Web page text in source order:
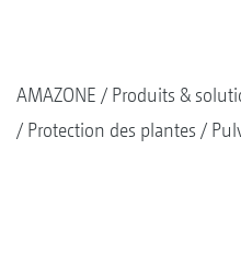
AMAZONE
Produits &
Protection des plantes